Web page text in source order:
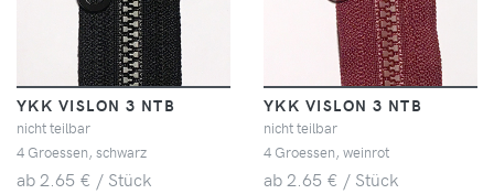
YKK VISLON 3 NTB
nicht teilbar
4 Groessen, schwarz
ab 2.65 € / Stück
YKK VISLON 3 NTB
nicht teilbar
4 Groessen, weinrot
ab 2.65 € / Stück